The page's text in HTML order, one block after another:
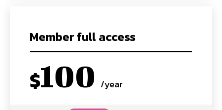
Member full access
$100 /year